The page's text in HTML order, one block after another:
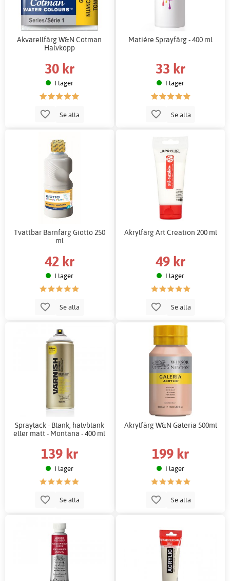
Akvarellfärg W&N Cotman
Halvkopp
30 kr
I lager
Se alla
Matiére Sprayfärg - 400 ml
33 kr
I lager
Se alla
Tvättbar Barnfärg Giotto 250
ml
42 kr
I lager
Se alla
Akrylfärg Art Creation 200 ml
49 kr
I lager
Se alla
Spraylack - Blank, halvblank
eller matt - Montana - 400 ml
139 kr
I lager
Se alla
Akrylfärg W&N Galeria 500ml
199 kr
I lager
Se alla